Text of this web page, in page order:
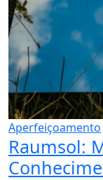
Aperfeiçoamento
Raumsol: